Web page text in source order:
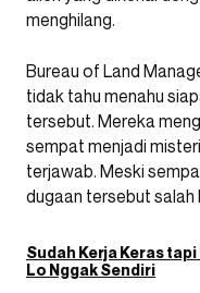
menghilang.
Bureau of Land
tidak tahu menahu
tersebut. Mereka
sempat menjadi
terjawab. Meski
dugaan tersebut salah
Sudah Kerja Keras
Lo Nggak Sendiri